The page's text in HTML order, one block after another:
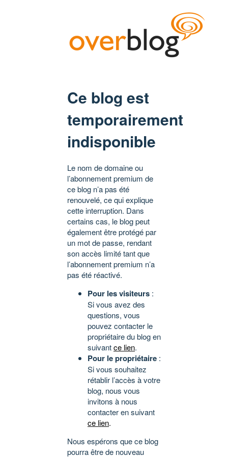
Ce blog est
temporairement
indisponible
Le nom de domaine ou
l’abonnement premium de
ce blog n’a pas été
renouvelé, ce qui explique
cette interruption. Dans
certains cas, le blog peut
également être protégé par
un mot de passe, rendant
son accès limité tant que
l’abonnement premium n’a
pas été réactivé.
Pour les visiteurs :
Si vous avez des
questions, vous
pouvez contacter le
propriétaire du blog en
suivantce lien.
Pour le propriétaire :
Si vous souhaitez
rétablir l’accès à votre
blog, nous vous
invitons à nous
contacter en suivant
ce lien.
Nous espérons que ce blog
pourra être de nouveau